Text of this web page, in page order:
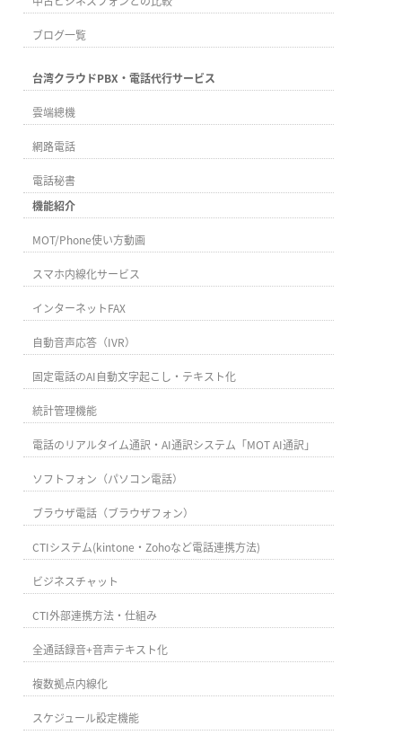
ブログ一覧
台湾クラウドPBX・電話代行サービス
雲端總機
網路電話
電話秘書
機能紹介
MOT/Phone使い方動画
スマホ内線化サービス
インターネットFAX
自動音声応答（IVR）
固定電話のAI自動文字起こし・テキスト化
統計管理機能
電話のリアルタイム通訳・AI通訳システム「MOT AI通訳」
ソフトフォン（パソコン電話）
ブラウザ電話（ブラウザフォン）
CTIシステム(kintone・Zohoなど電話連携方法)
ビジネスチャット
CTI外部連携方法・仕組み
全通話録音+音声テキスト化
複数拠点内線化
スケジュール設定機能